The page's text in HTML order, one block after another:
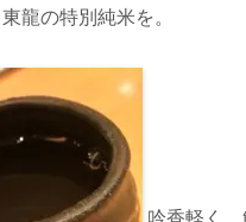
龍の特別純米を。
吟香軽く、